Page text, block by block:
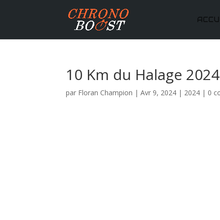
10 Km du Halage 2024
par Floran Champion |Avr 9, 2024 | 2024 | 0